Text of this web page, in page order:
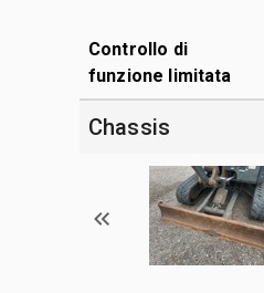
Controllo di
funzione limitata
Chassis